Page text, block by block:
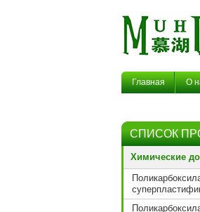
Главная О
СПИСОК
Химические